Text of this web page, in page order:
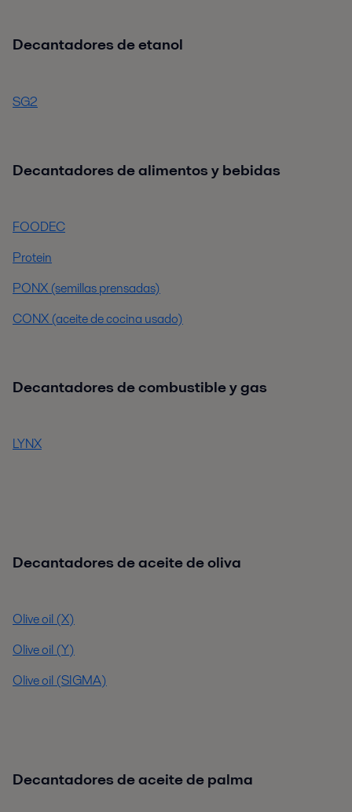
Decantadores de etanol
SG2
Decantadores de alimentos y bebidas
FOODEC
Protein
PONX (semillas prensadas)
CONX (aceite de cocina usado)
Decantadores de combustible y gas
LYNX
Decantadores de aceite de oliva
Olive oil (X)
Olive oil (Y)
Olive oil (SIGMA)
Decantadores de aceite de palma